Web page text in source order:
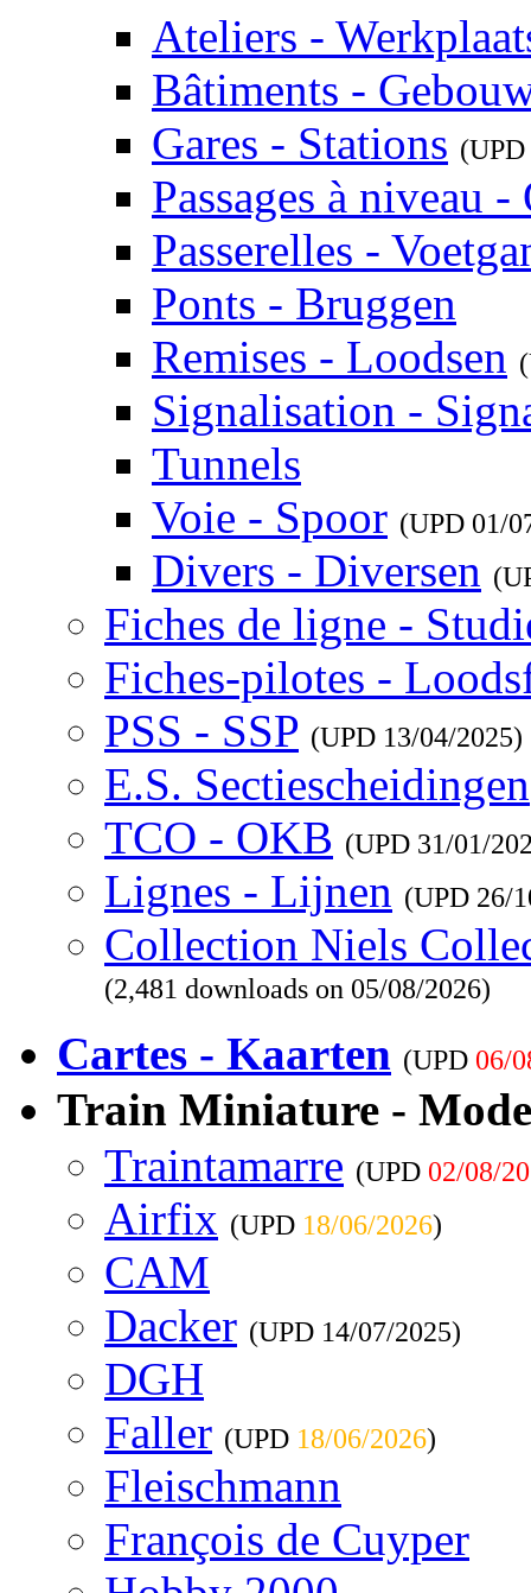
Ateliers -
Bâtiments -
Gares - Stations (UPD
Passages à niveau
Passerelles -
Ponts - Bruggen
Remises - Loodsen
Signalisation -
Tunnels
Voie - Spoor (UPD 01/
Divers - Diversen
Fiches de ligne -
Fiches-pilotes -
PSS - SSP (UPD 13/04/2025)
E.S. Sectiescheidingen
TCO - OKB (UPD 31/01/
Lignes - Lijnen (UPD 26/
Collection Niels
(2,481 downloads on 05/08/2026)
Cartes - Kaarten (UPD 06/
Train Miniature -
Traintamarre (UPD 02/08/
Airfix (UPD 18/06/2026)
CAM
Dacker (UPD 14/07/2025)
DGH
Faller (UPD 18/06/2026)
Fleischmann
François de Cuyper